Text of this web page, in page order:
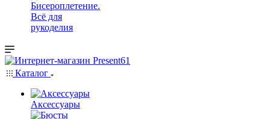
Бисероплетение.
Всё для
рукоделия
Каталог
Аксессуары